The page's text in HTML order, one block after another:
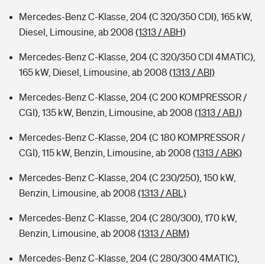
Mercedes-Benz C-Klasse, 204 (C 320/350 CDI), 165 kW,
Diesel, Limousine, ab 2008 (1313 / ABH)
Mercedes-Benz C-Klasse, 204 (C 320/350 CDI 4MATIC),
165 kW, Diesel, Limousine, ab 2008 (1313 / ABI)
Mercedes-Benz C-Klasse, 204 (C 200 KOMPRESSOR /
CGI), 135 kW, Benzin, Limousine, ab 2008 (1313 / ABJ)
Mercedes-Benz C-Klasse, 204 (C 180 KOMPRESSOR /
CGI), 115 kW, Benzin, Limousine, ab 2008 (1313 / ABK)
Mercedes-Benz C-Klasse, 204 (C 230/250), 150 kW,
Benzin, Limousine, ab 2008 (1313 / ABL)
Mercedes-Benz C-Klasse, 204 (C 280/300), 170 kW,
Benzin, Limousine, ab 2008 (1313 / ABM)
Mercedes-Benz C-Klasse, 204 (C 280/300 4MATIC),